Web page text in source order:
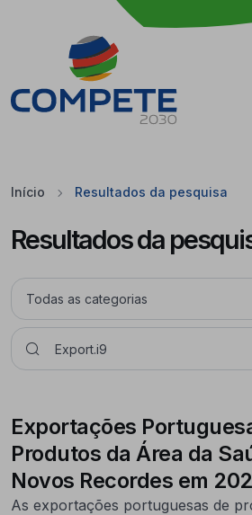
Saltar para o conteúdo principal da
Início Resultados da pesquisa
Resultados da
Exportações
Produtos da Área da
Novos Recordes em
As exportações portuguesas de